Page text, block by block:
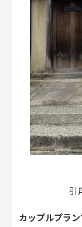
引
カップルプラ